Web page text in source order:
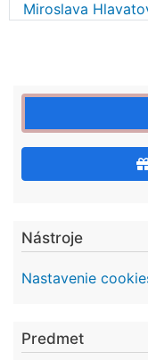
Miroslava
Nástroje
Nastavenie
Predmet